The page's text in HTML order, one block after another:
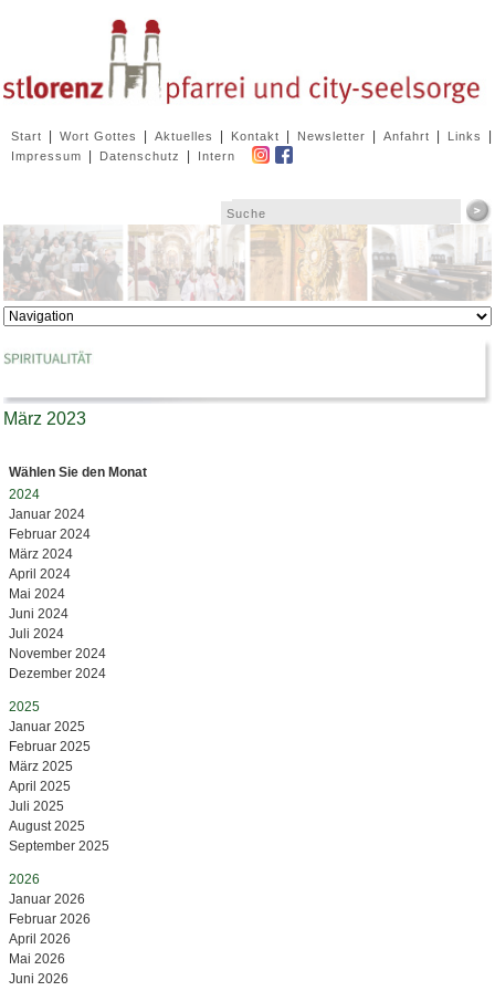
überspringen
Start Wort Gottes Aktuelles Kontakt Newsletter Anfahrt Links
Impressum Datenschutz Intern
Zielseite
März 2023
Wählen Sie den Monat
2024
Januar 2024
Februar 2024
März 2024
April 2024
Mai 2024
Juni 2024
Juli 2024
November 2024
Dezember 2024
2025
Januar 2025
Februar 2025
März 2025
April 2025
Juli 2025
August 2025
September 2025
2026
Januar 2026
Februar 2026
April 2026
Mai 2026
Juni 2026